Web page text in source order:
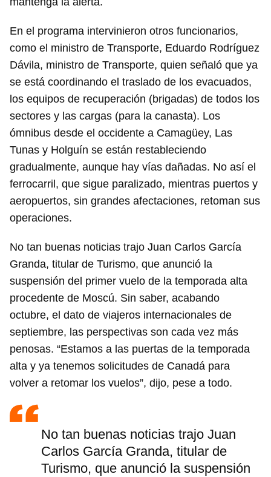
Guardar como favorito
Para poder guardar como favorito, primero has de
iniciar sesión con tu cuenta de 14ymedio.
INICIAR SESIÓN CANCELAR
En el programa intervinieron otros funcionarios,
como el ministro de Transporte, Eduardo Rodríguez
Dávila, ministro de Transporte, quien señaló que ya
se está coordinando el traslado de los evacuados,
los equipos de recuperación (brigadas) de todos los
sectores y las cargas (para la canasta). Los
ómnibus desde el occidente a Camagüey, Las
Tunas y Holguín se están restableciendo
gradualmente, aunque hay vías dañadas. No así el
ferrocarril, que sigue paralizado, mientras puertos y
aeropuertos, sin grandes afectaciones, retoman sus
operaciones.
No tan buenas noticias trajo Juan Carlos García
Granda, titular de Turismo, que anunció la
suspensión del primer vuelo de la temporada alta
procedente de Moscú. Sin saber, acabando
octubre, el dato de viajeros internacionales de
septiembre, las perspectivas son cada vez más
penosas. “Estamos a las puertas de la temporada
alta y ya tenemos solicitudes de Canadá para
volver a retomar los vuelos”, dijo, pese a todo.
No tan buenas noticias trajo Juan
Carlos García Granda, titular de
Turismo, que anunció la suspensión